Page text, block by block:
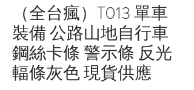
（全台瘋）T013 單車
裝備 公路山地自行車
鋼絲卡條 警示條 反光
輻條灰色 現貨供應